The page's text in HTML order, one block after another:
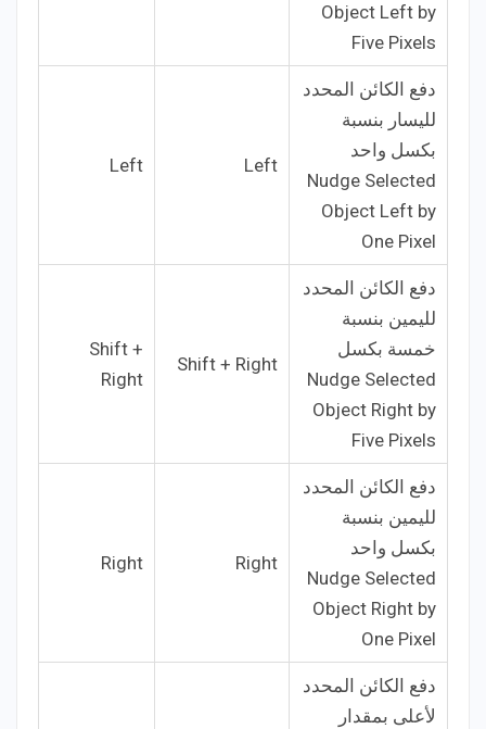
Object Left by
Five Pixels
دفع الكائن المحدد
لليسار بنسبة
بكسل واحد
Nudge Selected
Object Left by
One Pixel
Left
Left
دفع الكائن المحدد
لليمين بنسبة
خمسة بكسل
Nudge Selected
Object Right by
Five Pixels
Shift + Right
Shift +
Right
دفع الكائن المحدد
لليمين بنسبة
بكسل واحد
Nudge Selected
Object Right by
One Pixel
Right
Right
دفع الكائن المحدد
لأعلى بمقدار